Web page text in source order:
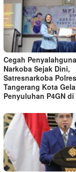
Cegah
Narkoba Sejak Dini,
Satresnarkoba
Tangerang Kota
Penyuluhan P4GN